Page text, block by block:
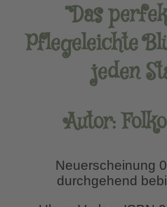
“Das
Pflegeleichte
jeden
Autor:
Neuerscheinung
durchgehend